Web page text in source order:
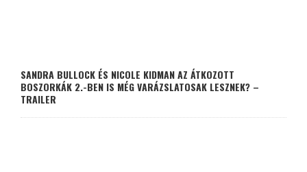
SANDRA BULLOCK ÉS NICOLE KIDMAN AZ ÁTKOZOTT
BOSZORKÁK 2.-BEN IS MÉG VARÁZSLATOSAK LESZNEK? –
TRAILER